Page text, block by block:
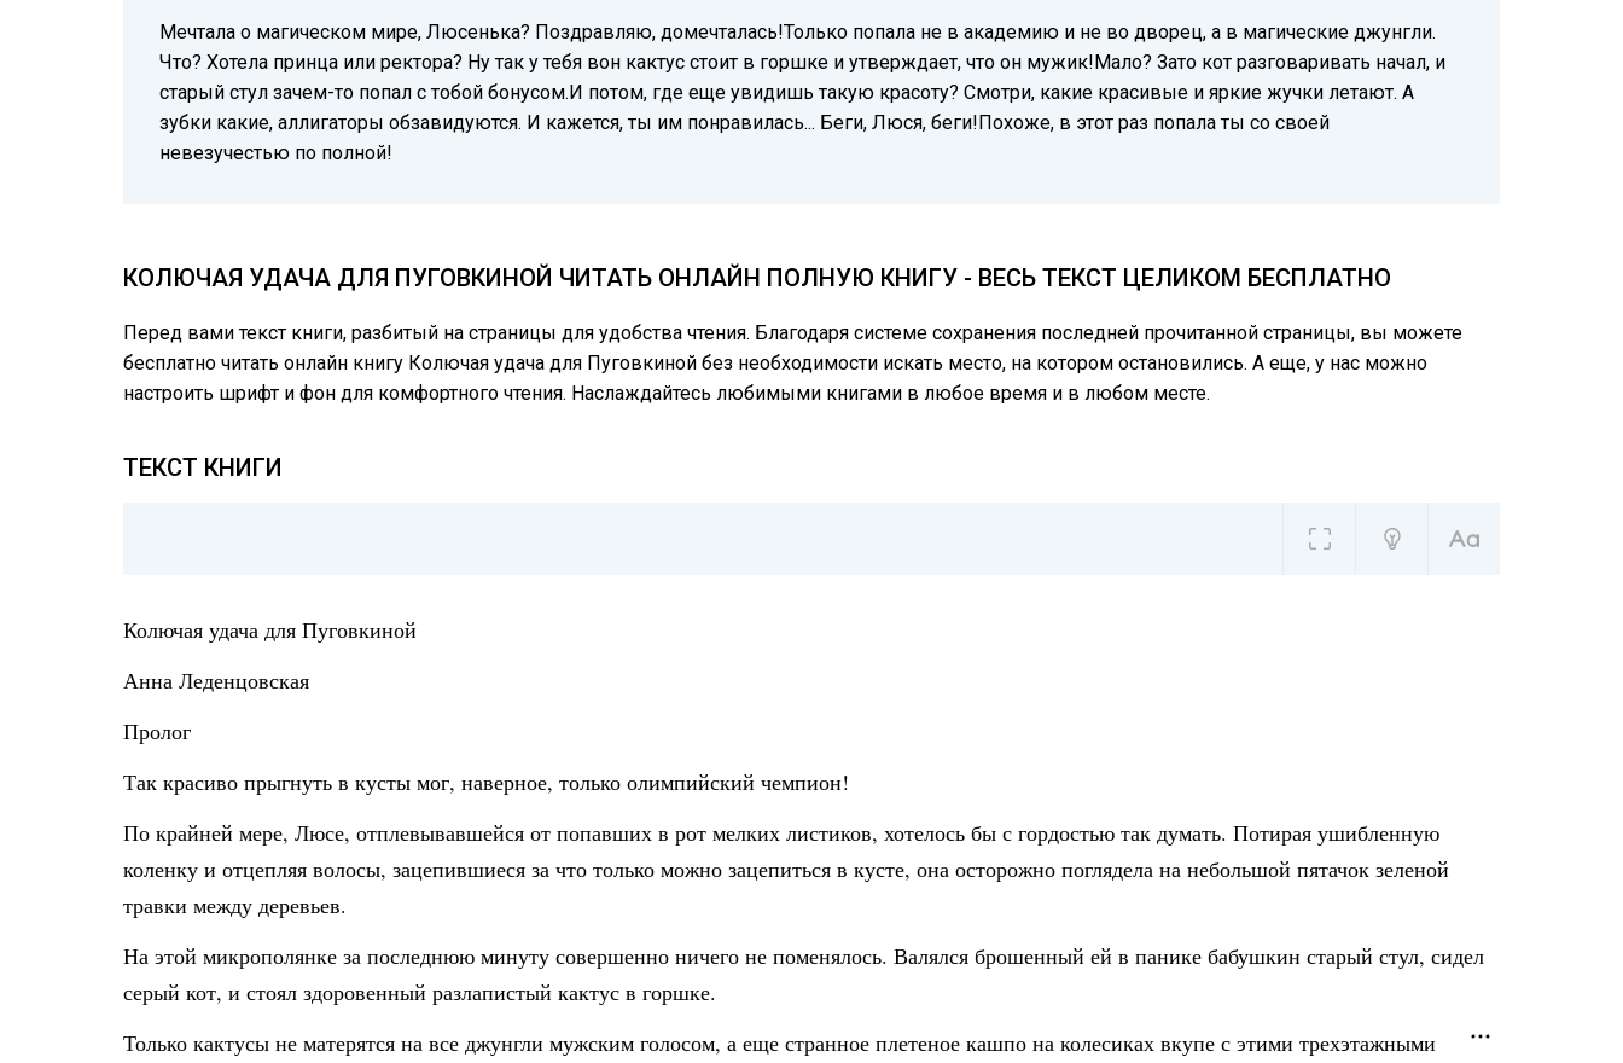
Мечтала о магическом мире, Люсенька? Поздравляю, домечталась!Только попала не в академию и не во дворец, а в магические джунгли.
Что? Хотела принца или ректора? Ну так у тебя вон кактус стоит в горшке и утверждает, что он мужик!Мало? Зато кот разговаривать начал, и
старый стул зачем-то попал с тобой бонусом.И потом, где еще увидишь такую красоту? Смотри, какие красивые и яркие жучки летают. А
зубки какие, аллигаторы обзавидуются. И кажется, ты им понравилась... Беги, Люся, беги!Похоже, в этот раз попала ты со своей
невезучестью по полной!
КОЛЮЧАЯ УДАЧА ДЛЯ ПУГОВКИНОЙ ЧИТАТЬ ОНЛАЙН ПОЛНУЮ КНИГУ - ВЕСЬ ТЕКСТ ЦЕЛИКОМ БЕСПЛАТНО
Перед вами текст книги, разбитый на страницы для удобства чтения. Благодаря системе сохранения последней прочитанной страницы, вы можете
бесплатно читать онлайн книгу Колючая удача для Пуговкиной без необходимости искать место, на котором остановились. А еще, у нас можно
настроить шрифт и фон для комфортного чтения. Наслаждайтесь любимыми книгами в любое время и в любом месте.
ТЕКСТ КНИГИ
Колючая удача для Пуговкиной
Анна Леденцовская
Пролог
Так красиво прыгнуть в кусты мог, наверное, только олимпийский чемпион!
По крайней мере, Люсе, отплевывавшейся от попавших в рот мелких листиков, хотелось бы с гордостью так думать. Потирая ушибленную
коленку и отцепляя волосы, зацепившиеся за что только можно зацепиться в кусте, она осторожно поглядела на небольшой пятачок зеленой
травки между деревьев.
На этой микрополянке за последнюю минуту совершенно ничего не поменялось. Валялся брошенный ей в панике бабушкин старый стул, сидел
серый кот, и стоял здоровенный разлапистый кактус в горшке.
Только кактусы не матерятся на все джунгли мужским голосом, а еще странное плетеное кашпо на колесиках вкупе с этими трехэтажными